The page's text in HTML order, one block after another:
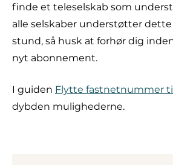
finde et teleselskab som
alle selskaber understøtter
stund, så husk at forhør dig
nyt abonnement.
I guiden Flytte fastnetnummer
dybden mulighederne.